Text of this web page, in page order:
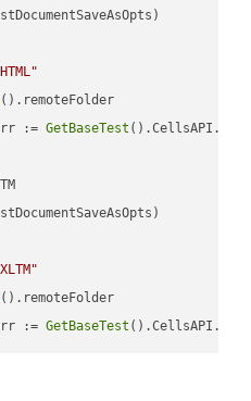
().remoteFolder
err := GetBaseTest ().CellsAPI.
().remoteFolder
err := GetBaseTest ().CellsAPI.